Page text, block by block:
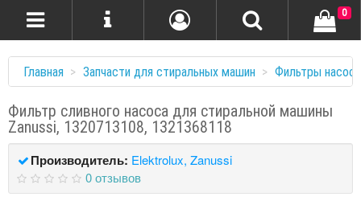
0
Главная Запчасти для стиральных машин Фильтры насоса
Фильтр сливного насоса для стиральной машины
Zanussi, 1320713108, 1321368118
Производитель: Elektrolux, Zanussi
0 отзывов